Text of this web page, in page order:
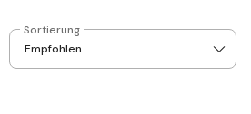
Sortierung